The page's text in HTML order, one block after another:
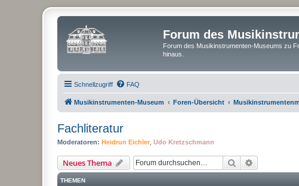
Forum des
Forum des Musikinstrumenten-Museums zu
hinaus.
Schnellzugriff FAQ
Musikinstrumenten-Museum Foren-Übersicht
Fachliteratur
Moderatoren: Heidrun Eichler Udo Kretzschmann
Neues Thema Suche
THEMEN